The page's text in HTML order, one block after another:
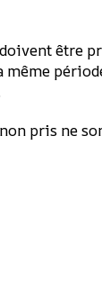
doivent être
même
pris ne